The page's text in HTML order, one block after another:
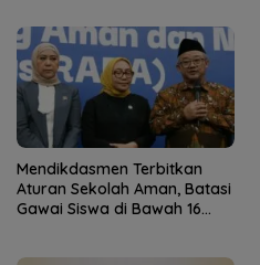
Mendikdasmen Terbitkan
Aturan Sekolah Aman, Batasi
Gawai Siswa di Bawah 16